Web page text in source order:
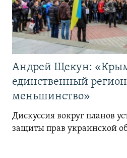
Андрей Щекун:
единственный
меньшинство»
Дискуссия вокруг планов
защиты прав украинской